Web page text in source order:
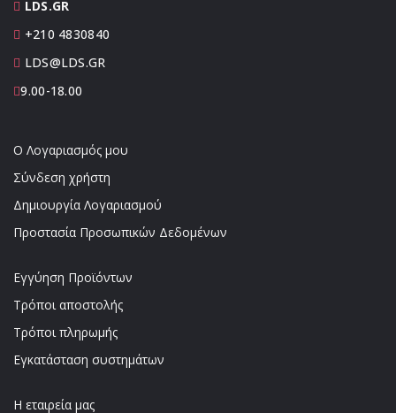
LDS.GR
+210 4830840
LDS@LDS.GR
9.00-18.00
Ο Λογαριασμός μου
Σύνδεση χρήστη
Δημιουργία Λογαριασμού
Προστασία Προσωπικών Δεδομένων
Εγγύηση Προϊόντων
Τρόποι αποστολής
Τρόποι πληρωμής
Εγκατάσταση συστημάτων
Η εταιρεία μας